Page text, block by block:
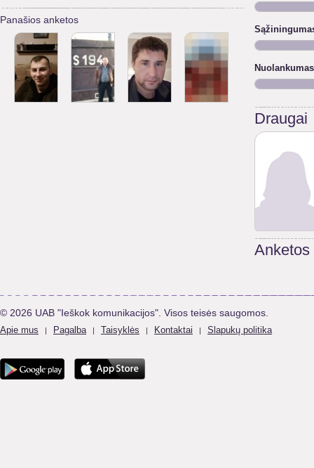
Panašios anketos
Nuolankumas
Draugai
Anketos
© 2026 UAB "Ieškok komunikacijos". Visos teisės saugomos.
Apie mus | Pagalba | Taisyklės | Kontaktai | Slapukų politika